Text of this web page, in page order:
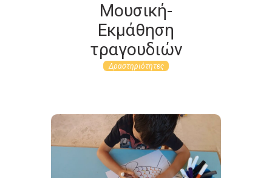
Μουσική-
Εκμάθηση
τραγουδιών
Δραστηριότητες